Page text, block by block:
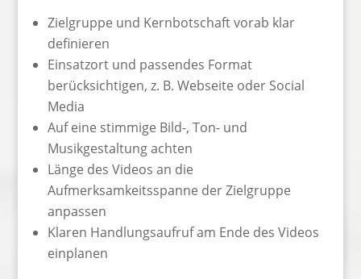
Zielgruppe und Kernbotschaft vorab klar
definieren
Einsatzort und passendes Format
berücksichtigen, z. B. Webseite oder Social
Media
Auf eine stimmige Bild-, Ton- und
Musikgestaltung achten
Länge des Videos an die
Aufmerksamkeitsspanne der Zielgruppe
anpassen
Klaren Handlungsaufruf am Ende des Videos
einplanen